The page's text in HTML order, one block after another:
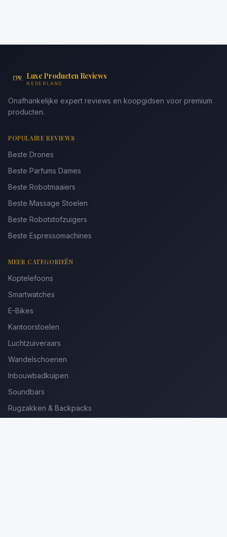
Luxe Producten Reviews
NEDERLAND
Onafhankelijke expert reviews en koopgidsen voor premium
producten.
POPULAIRE REVIEWS
Beste Drones
Beste Parfums Dames
Beste Robotmaaiers
Beste Massage Stoelen
Beste Robotstofzuigers
Beste Espressomachines
MEER CATEGORIEËN
Koptelefoons
Smartwatches
E-Bikes
Kantoorstoelen
Luchtzuiveraars
Wandelschoenen
Inbouwbadkuipen
Soundbars
Rugzakken & Backpacks